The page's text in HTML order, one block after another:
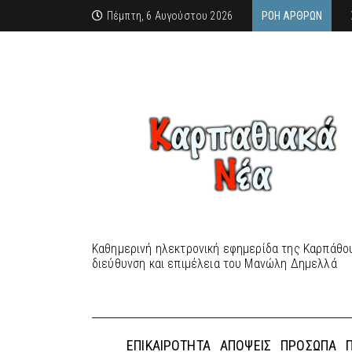
Πέμπτη, 6 Αυγούστου 2026 ΡΟΉ ΆΡΘΡΩΝ
Καθημερινή ηλεκτρονική εφημερίδα της
διεύθυνση και επιμέλεια του Μανώλη Δημελλά
ΕΠΙΚΑΙΡΌΤΗΤΑ ΑΠΌΨΕΙΣ ΠΡΌΣΩΠΑ